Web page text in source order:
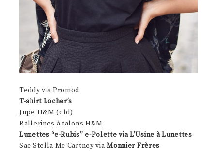
Teddy via Promod
T-shirt Locher’s
Jupe H&M (old)
Ballerines à talons H&M
Lunettes “e-Rubis” e-Polette via L’Usine à Lunettes
Sac Stella Mc Cartney viaMonnier Frères